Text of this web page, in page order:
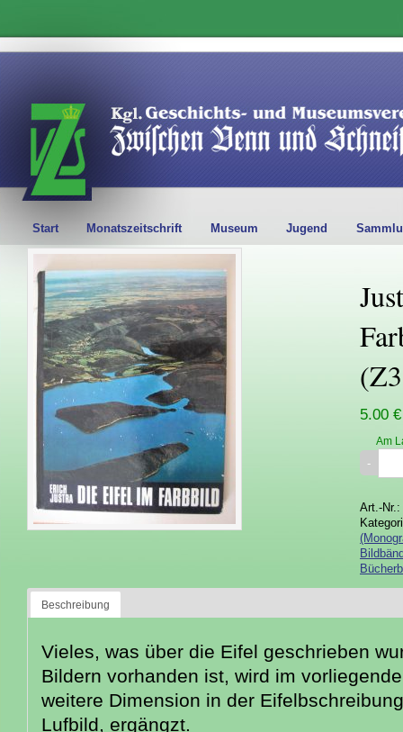
Start Monatszeitschrift Museum Jugend
5.00 €
Am
Art.-Nr.:
Beschreibung
Vieles, was über die Eifel geschrieben
Bildern vorhanden ist, wird im
weitere Dimension in der
Lufbild, ergängzt.